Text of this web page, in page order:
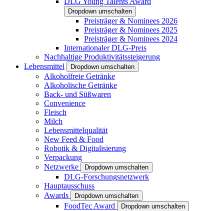
Dropdown umschalten
Preisträger & Nominees 2026
Preisträger & Nominees 2025
Preisträger & Nominees 2024
Internationaler DLG-Preis
Nachhaltige Produktivitätssteigerung
Lebensmittel
Dropdown umschalten
Alkoholfreie Getränke
Alkoholische Getränke
Back- und Süßwaren
Convenience
Fleisch
Milch
Lebensmittelqualität
New Feed & Food
Robotik & Digitalisierung
Verpackung
Netzwerke
Dropdown umschalten
DLG-Forschungsnetzwerk
Hauptausschuss
Awards
Dropdown umschalten
FoodTec Award Dropdown umschalten